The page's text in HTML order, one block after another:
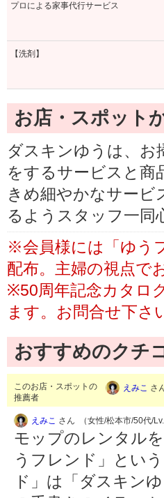
プロによる家事代行サービス
【洗剤】
お店・スポット
ダスキンゆうは、お
をするサービスと商
きめ細やかなサービ
るようスタッフ一同
※会員様には「ゆう
配布。主婦の視点で
※50周年記念カタロ
ます。お問合せ下さ
おすすめのクチ
このお店・スポットの
推薦者
えみこ さ
えみこ さん （女性/松本市/50代/
モップのレンタル
うフレンド」とい
ド」は「ダスキン